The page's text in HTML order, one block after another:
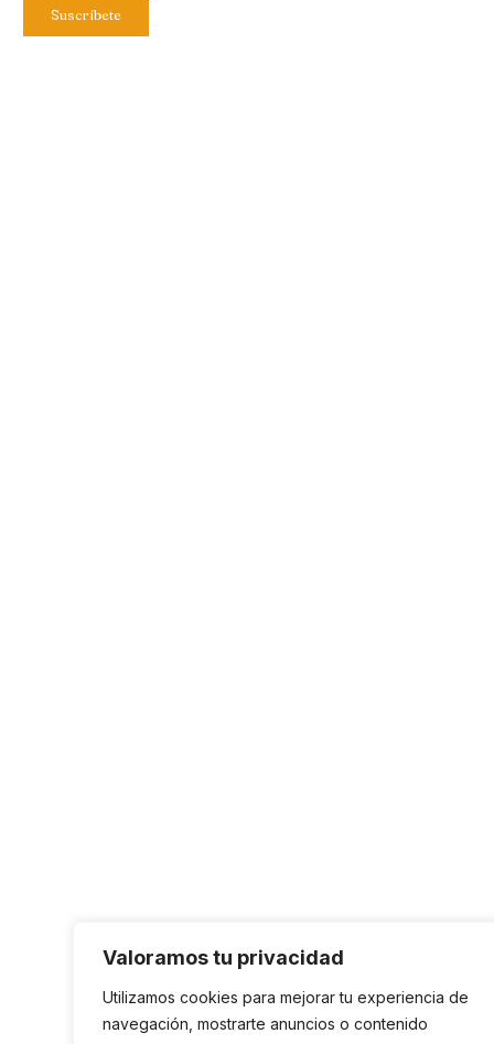
Valoramos tu privacidad
Utilizamos cookies para mejorar tu experiencia de
navegación, mostrarte anuncios o contenido
Suscríbete